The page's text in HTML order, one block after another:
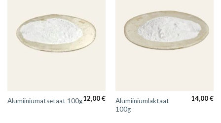
Alumiiniumatsetaat 100g12,00€
Alumiiniumlaktaat
100g
14,00€